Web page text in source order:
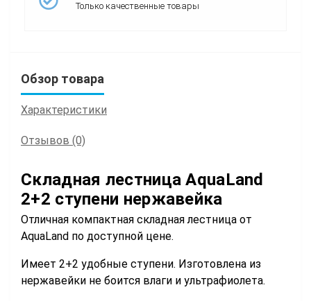
Только качественные товары
Обзор товара
Характеристики
Отзывов (0)
Складная лестница AquaLand
2+2 ступени нержавейка
Отличная компактная складная лестница от
AquaLand по доступной цене.
Имеет 2+2 удобные ступени. Изготовлена из
нержавейки не боится влаги и ультрафиолета.